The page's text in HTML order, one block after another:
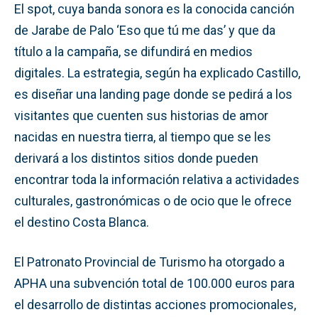
El spot, cuya banda sonora es la conocida canción
de Jarabe de Palo ‘Eso que tú me das’ y que da
título a la campaña, se difundirá en medios
digitales. La estrategia, según ha explicado Castillo,
es diseñar una landing page donde se pedirá a los
visitantes que cuenten sus historias de amor
nacidas en nuestra tierra, al tiempo que se les
derivará a los distintos sitios donde pueden
encontrar toda la información relativa a actividades
culturales, gastronómicas o de ocio que le ofrece
el destino Costa Blanca.
El Patronato Provincial de Turismo ha otorgado a
APHA una subvención total de 100.000 euros para
el desarrollo de distintas acciones promocionales,